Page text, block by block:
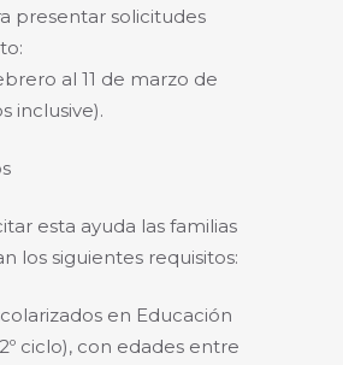
presentar solicitudes
al 11 de marzo de
inclusive).
esta ayuda las familias
los siguientes requisitos:
en Educación
ciclo), con edades entre